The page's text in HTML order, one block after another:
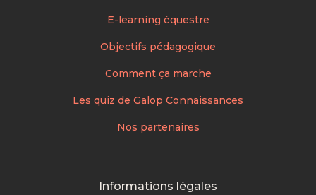
E-learning équestre
Objectifs pédagogique
Comment ça marche
Les quiz de Galop Connaissances
Nos partenaires
Informations légales